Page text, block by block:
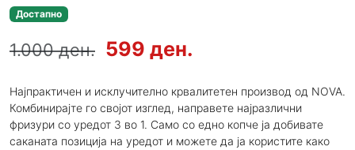
Достапно
1.000 ден. 599 ден.
Најпрактичен и исклучително крвалитетен производ од NOVA.
Комбинирајте го својот изглед, направете најразлични
фризури со уредот 3 во 1. Само со едно копче ја добивате
саканата позиција на уредот и можете да ја користите како